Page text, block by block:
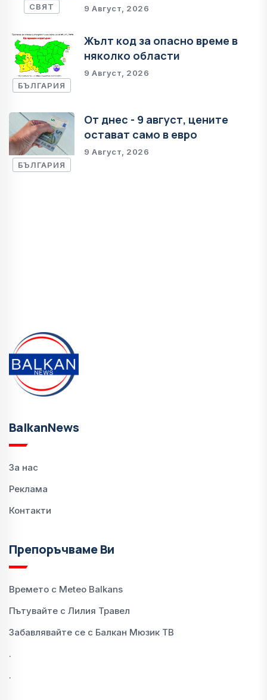
СВЯТ 9 Август, 2026
БЪЛГАРИЯ
Жълт код за опасно време в
няколко области
9 Август, 2026
БЪЛГАРИЯ
От днес - 9 август, цените
остават само в евро
9 Август, 2026
BalkanNews
За нас
Реклама
Контакти
Препоръчваме Ви
Времето с Meteo Balkans
Пътувайте с Лилия Травел
Забавлявайте се с Балкан Мюзик ТВ
.
.